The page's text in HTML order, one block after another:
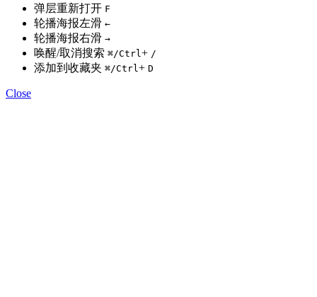
弹层重新打开 F
轮播海报左滑 ←
轮播海报右滑 →
唤醒/取消搜索 ⌘/Ctrl + /
添加到收藏夹 ⌘/Ctrl + D
Close